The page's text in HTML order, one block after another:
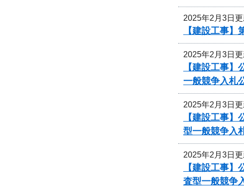
2025年2月3日
【建設工事
2025年2月3日
【建設工事
一般競争入札
2025年2月3日
【建設工事
型一般競争入
2025年2月3日
【建設工事
査型一般競争